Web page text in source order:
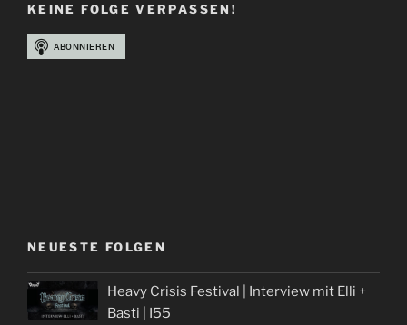
–
Rest
In
KEINE FOLGE VERPASSEN!
NEUESTE FOLGEN
Heavy Crisis Festival | Interview mit Elli +
Basti | I55